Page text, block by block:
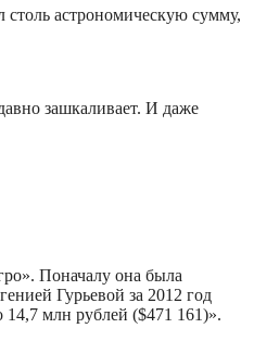
астрономическую сумму,
зашкаливает. И даже
Поначалу она была
Гурьевой за 2012 год
млн рублей ($471 161)».